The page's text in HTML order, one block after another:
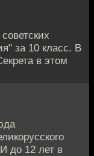
за 10 класс. В
в этом
до 12 лет в